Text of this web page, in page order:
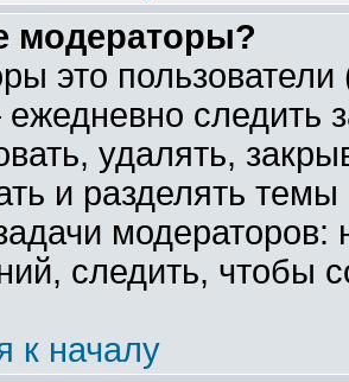
модераторы?
это
следить
удалять,
и разделять
следить, чтобы
к началу